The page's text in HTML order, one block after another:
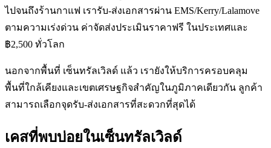
ไปจนถึงร้านกาแฟ เรารับ-ส่งเอกสารผ่าน EMS/Kerry/Lalamove
ตามความเร่งด่วน ค่าจัดส่งประเมินราคาฟรี ในประเทศและ
฿2,500 ทั่วโลก
นอกจากพื้นที่ เซ็นทรัลเวิลด์ แล้ว เรายังให้บริการครอบคลุม
พื้นที่ใกล้เคียงและเขตเศรษฐกิจสำคัญในภูมิภาคเดียวกัน ลูกค้า
สามารถเลือกจุดรับ-ส่งเอกสารที่สะดวกที่สุดได้
เคสที่พบบ่อยในเซ็นทรัลเวิลด์